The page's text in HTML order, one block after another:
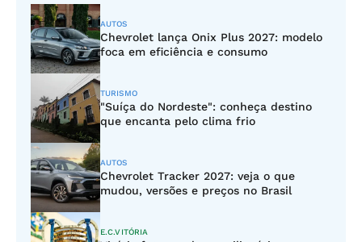
AUTOS
Chevrolet lança Onix Plus 2027: modelo
foca em eficiência e consumo
TURISMO
"Suíça do Nordeste": conheça destino
que encanta pelo clima frio
AUTOS
Chevrolet Tracker 2027: veja o que
mudou, versões e preços no Brasil
E.C.VITÓRIA